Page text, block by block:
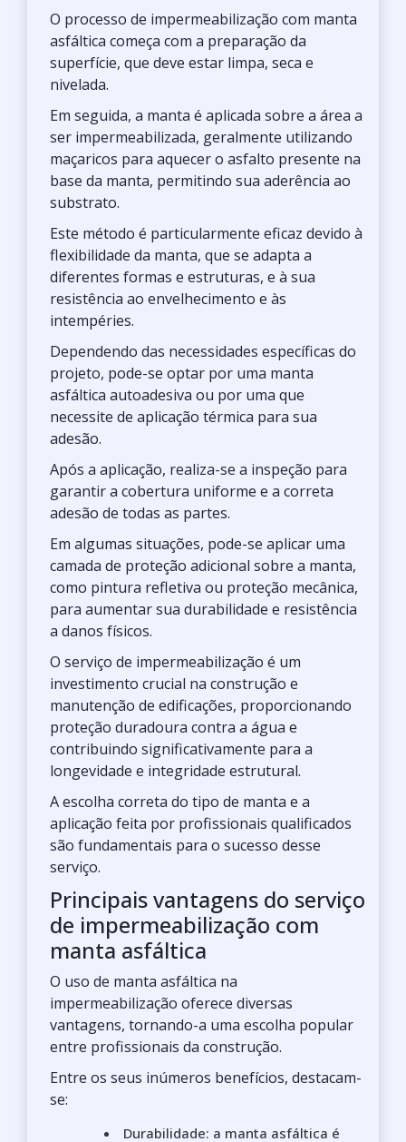
O processo de impermeabilização com manta
asfáltica começa com a preparação da
superfície, que deve estar limpa, seca e
nivelada.
Em seguida, a manta é aplicada sobre a área a
ser impermeabilizada, geralmente utilizando
maçaricos para aquecer o asfalto presente na
base da manta, permitindo sua aderência ao
substrato.
Este método é particularmente eficaz devido à
flexibilidade da manta, que se adapta a
diferentes formas e estruturas, e à sua
resistência ao envelhecimento e às
intempéries.
Dependendo das necessidades específicas do
projeto, pode-se optar por uma manta
asfáltica autoadesiva ou por uma que
necessite de aplicação térmica para sua
adesão.
Após a aplicação, realiza-se a inspeção para
garantir a cobertura uniforme e a correta
adesão de todas as partes.
Em algumas situações, pode-se aplicar uma
camada de proteção adicional sobre a manta,
como pintura refletiva ou proteção mecânica,
para aumentar sua durabilidade e resistência
a danos físicos.
O serviço de impermeabilização é um
investimento crucial na construção e
manutenção de edificações, proporcionando
proteção duradoura contra a água e
contribuindo significativamente para a
longevidade e integridade estrutural.
A escolha correta do tipo de manta e a
aplicação feita por profissionais qualificados
são fundamentais para o sucesso desse
serviço.
Principais vantagens do serviço
de impermeabilização com
manta asfáltica
O uso de manta asfáltica na
impermeabilização oferece diversas
vantagens, tornando-a uma escolha popular
entre profissionais da construção.
Entre os seus inúmeros benefícios, destacam-
se:
Durabilidade: a manta asfáltica é